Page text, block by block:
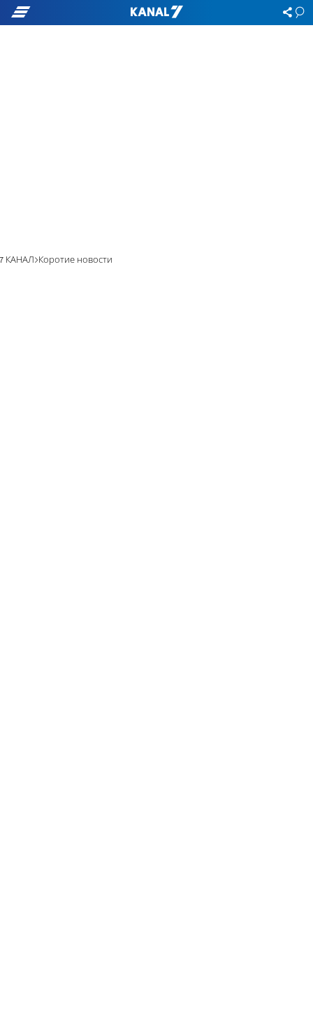
7 КАНАЛ Коротие новости